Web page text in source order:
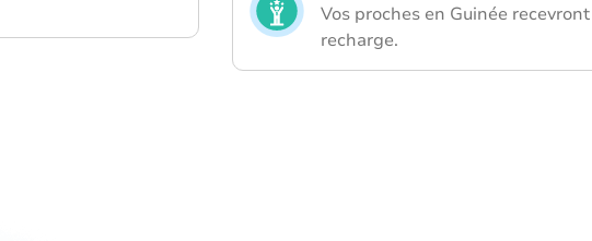
Vos proches en Guinée
recharge.